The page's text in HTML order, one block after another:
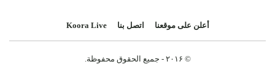
أعلن على موقعنا اتصل بنا Koora Live
© ۲۰۱۶ - جميع الحقوق محفوظة.